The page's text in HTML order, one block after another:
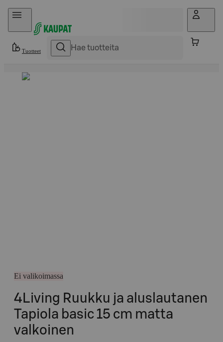
Hyppää sisältöön
Tuotteet
Ei valikoimassa
4Living Ruukku ja aluslautanen
Tapiola basic 15 cm matta
valkoinen